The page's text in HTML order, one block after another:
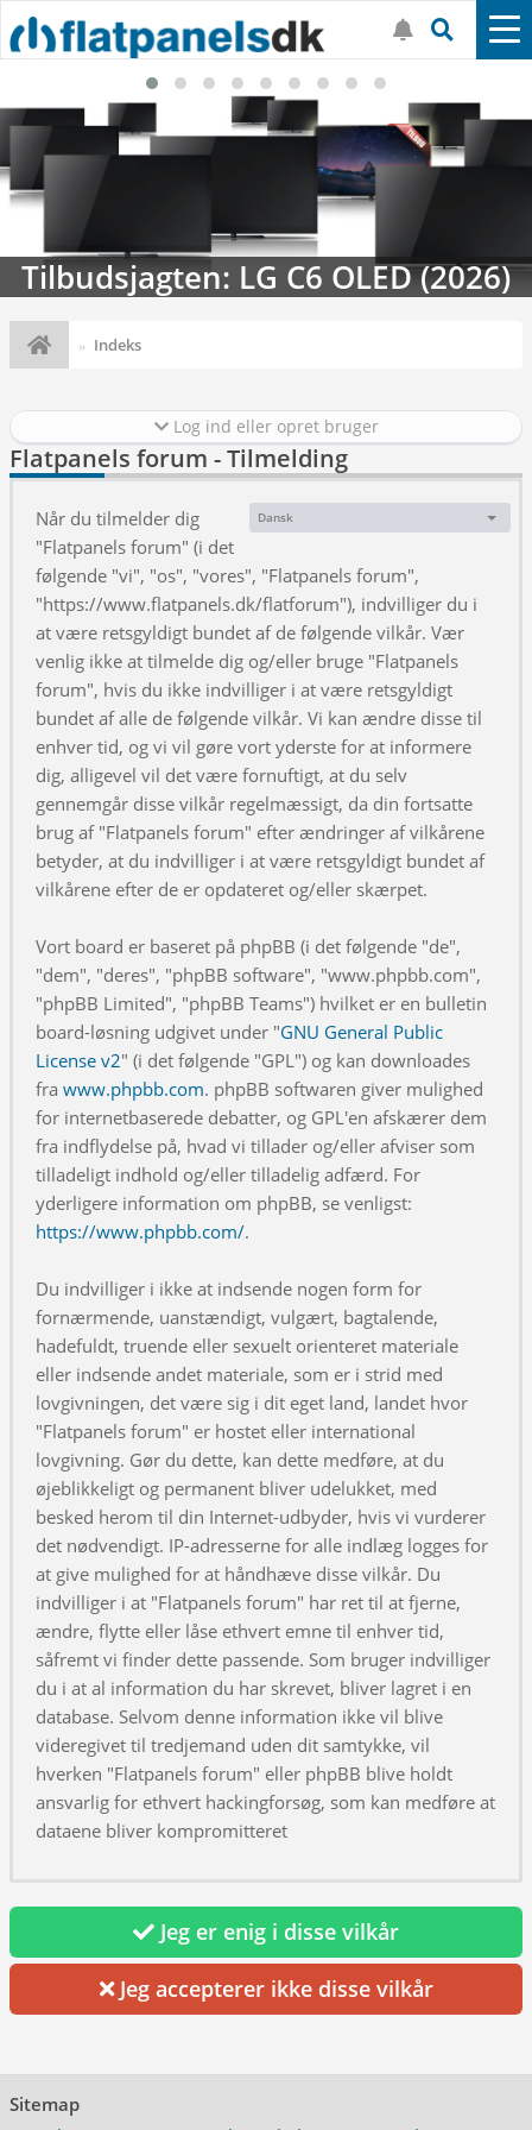
Tilbudsjagten: LG C6 OLED (2026)
Indeks
Log ind eller opret bruger
Flatpanels forum - Tilmelding
Sprog:
Dansk
Når du tilmelder dig
"Flatpanels forum" (i det
følgende "vi", "os", "vores", "Flatpanels forum",
"https://www.flatpanels.dk/flatforum"), indvilliger du i
at være retsgyldigt bundet af de følgende vilkår. Vær
venlig ikke at tilmelde dig og/eller bruge "Flatpanels
forum", hvis du ikke indvilliger i at være retsgyldigt
bundet af alle de følgende vilkår. Vi kan ændre disse til
enhver tid, og vi vil gøre vort yderste for at informere
dig, alligevel vil det være fornuftigt, at du selv
gennemgår disse vilkår regelmæssigt, da din fortsatte
brug af "Flatpanels forum" efter ændringer af vilkårene
betyder, at du indvilliger i at være retsgyldigt bundet af
vilkårene efter de er opdateret og/eller skærpet.
Vort board er baseret på phpBB (i det følgende "de",
"dem", "deres", "phpBB software", "www.phpbb.com",
"phpBB Limited", "phpBB Teams") hvilket er en bulletin
board-løsning udgivet under "GNU General Public
License v2" (i det følgende "GPL") og kan downloades
fra www.phpbb.com. phpBB softwaren giver mulighed
for internetbaserede debatter, og GPL'en afskærer dem
fra indflydelse på, hvad vi tillader og/eller afviser som
tilladeligt indhold og/eller tilladelig adfærd. For
yderligere information om phpBB, se venligst:
https://www.phpbb.com/.
Du indvilliger i ikke at indsende nogen form for
fornærmende, uanstændigt, vulgært, bagtalende,
hadefuldt, truende eller sexuelt orienteret materiale
eller indsende andet materiale, som er i strid med
lovgivningen, det være sig i dit eget land, landet hvor
"Flatpanels forum" er hostet eller international
lovgivning. Gør du dette, kan dette medføre, at du
øjeblikkeligt og permanent bliver udelukket, med
besked herom til din Internet-udbyder, hvis vi vurderer
det nødvendigt. IP-adresserne for alle indlæg logges for
at give mulighed for at håndhæve disse vilkår. Du
indvilliger i at "Flatpanels forum" har ret til at fjerne,
ændre, flytte eller låse ethvert emne til enhver tid,
såfremt vi finder dette passende. Som bruger indvilliger
du i at al information du har skrevet, bliver lagret i en
database. Selvom denne information ikke vil blive
videregivet til tredjemand uden dit samtykke, vil
hverken "Flatpanels forum" eller phpBB blive holdt
ansvarlig for ethvert hackingforsøg, som kan medføre at
dataene bliver kompromitteret
Jeg er enig i disse vilkår
Jeg accepterer ikke disse vilkår
Sitemap